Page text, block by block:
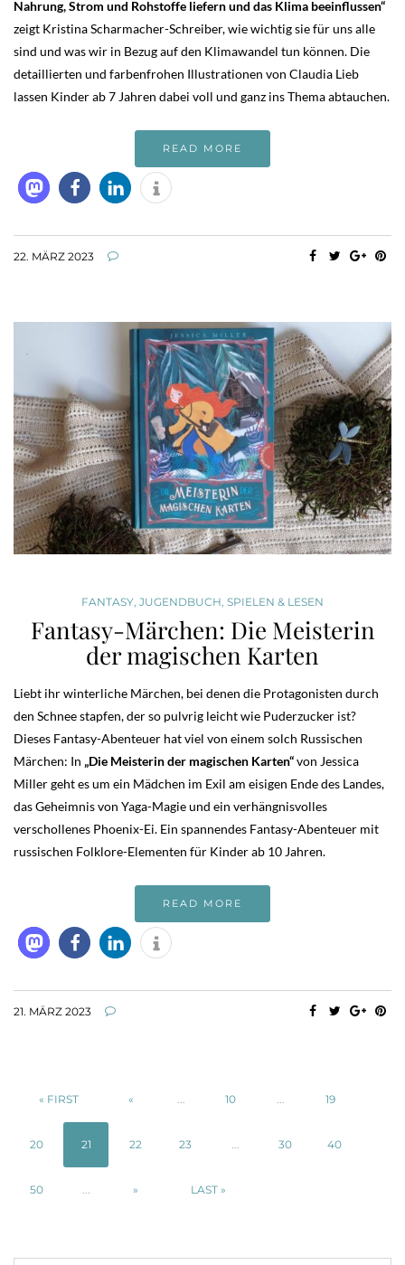
Nahrung, Strom und Rohstoffe liefern und das Klima beeinflussen“
zeigt Kristina Scharmacher-Schreiber, wie wichtig sie für uns alle
sind und was wir in Bezug auf den Klimawandel tun können. Die
detaillierten und farbenfrohen Illustrationen von Claudia Lieb
lassen Kinder ab 7 Jahren dabei voll und ganz ins Thema abtauchen.
READ MORE
22. MÄRZ 2023
FANTASY JUGENDBUCH SPIELEN & LESEN
Fantasy-Märchen: Die Meisterin
der magischen Karten
Liebt ihr winterliche Märchen, bei denen die Protagonisten durch
den Schnee stapfen, der so pulvrig leicht wie Puderzucker ist?
Dieses Fantasy-Abenteuer hat viel von einem solch Russischen
Märchen: In „Die Meisterin der magischen Karten“von Jessica
Miller geht es um ein Mädchen im Exil am eisigen Ende des Landes,
das Geheimnis von Yaga-Magie und ein verhängnisvolles
verschollenes Phoenix-Ei. Ein spannendes Fantasy-Abenteuer mit
russischen Folklore-Elementen für Kinder ab 10 Jahren.
READ MORE
21. MÄRZ 2023
« FIRST « 10 19
20 21 22 23 30 40
50 » LAST »